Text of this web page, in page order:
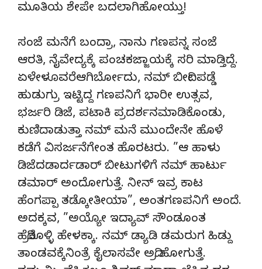
ಮೂತಿಯ ಶೇಪೇ ಬದಲಾಗಿಹೋಯ್ತು!
ಸಂಜೆ ಮನೆಗೆ ಬಂದ್ರಾ, ನಾನು ಗಣಪನ್ನ ಸಂಜೆ
ಆರತಿ, ನೈವೇದ್ಯಕ್ಕೆ ಪಂಚಕಜ್ಜಾಯಕ್ಕೆ ಸರಿ ಮಾಡ್ತಿದ್ದೆ.
ಏಳೇಳೂವರೆಆಗಿರ್ಬೋದು, ನಮ್ ಬೀದೀ ಪಡ್ಡೆ
ಹುಡುಗ್ರು ಇಟ್ಟಿದ್ದ ಗಣಪನಿಗೆ ಭಾರೀ ಉತ್ಸವ,
ಭರ್ಜರಿ ಡಿಜೆ, ಪಟಾಕಿ ಪ್ರದರ್ಶನಮಾಡಿಕೊಂಡು,
ಕುಣಿದಾಡುತ್ತಾ ನಮ್ ಮನೆ ಮುಂದೇನೇ ಹೊಳೆ
ಕಡೆಗೆ ವಿಸರ್ಜನೆಗೇಂತ ಹೊರಟರು. ”ಆ ಹಾಳು
ಡಿಜೆದಡಾರ್ದಡಾರ್ ಬೀಟುಗಳಿಗೆ ನಮ್ ಹಾರ್ಟು
ಡಮಾರ್ ಅಂದೋಗುತ್ತೆ. ನೀನ್ ಇವ್ರ ಕಾಟ
ಹೆಂಗಪ್ಪಾ ತಡ್ಕೋತೀಯಾ”, ಅಂತಗಣಪನಿಗೆ ಅಂದೆ.
ಅದಕ್ಕವ, ”ಅಯ್ಯೋ ಇದ್ಯಾವ್ ಸೌಂಡೂಂತ
ಹೆದ್ರಿಕೊಳ್ಳಿ ಹೇಳಕ್ಕಾ. ನಮ್ ಡ್ಯಾಡಿ ಡಮರುಗ ಹಿಡ್ದು
ತಾಂಡವಕ್ಕೆನಿಂತ್ರೆ ಕೈಲಾಸವೇ ಅದ್ರಿ ಹೋಗುತ್ತೆ.